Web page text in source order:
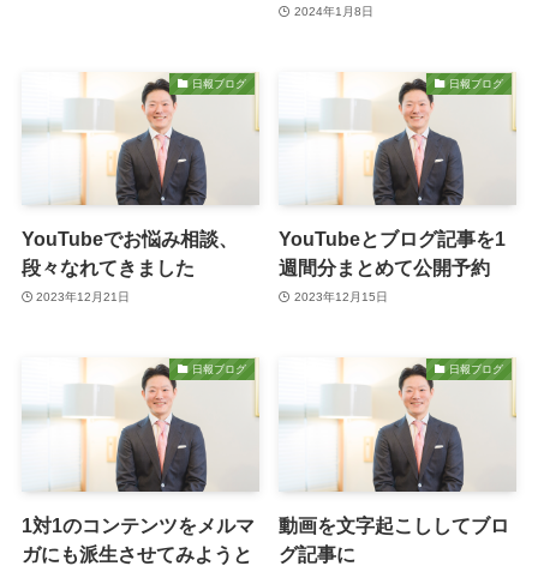
2024年1月8日
日報ブログ
YouTubeでお悩み相談、
段々なれてきました
2023年12月21日
日報ブログ
YouTubeとブログ記事を1
週間分まとめて公開予約
2023年12月15日
日報ブログ
1対1のコンテンツをメルマ
ガにも派生させてみようと
日報ブログ
動画を文字起こししてブロ
グ記事に